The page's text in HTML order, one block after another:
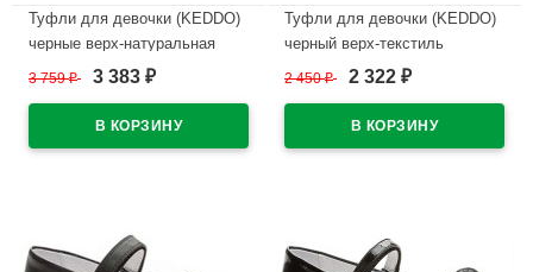
Туфли для девочки (KEDDO)
черные верх-натуральная
кожа подкладка-натуральная
3 759₽ 3 383 ₽
Туфли для девочки (KEDDO)
черный верх-текстиль
подкладка-натуральная кожа
2 450₽ 2 322 ₽